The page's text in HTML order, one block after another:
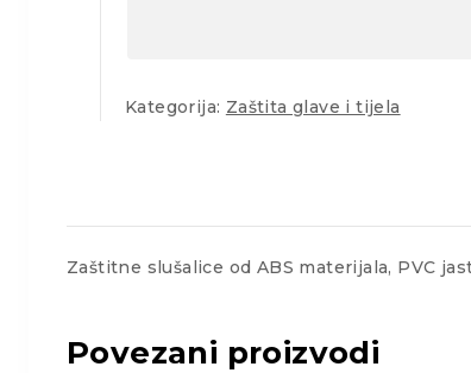
Kategorija: Zaštita glave i tijela
Zaštitne slušalice od ABS materijala, PVC
Povezani proizvodi